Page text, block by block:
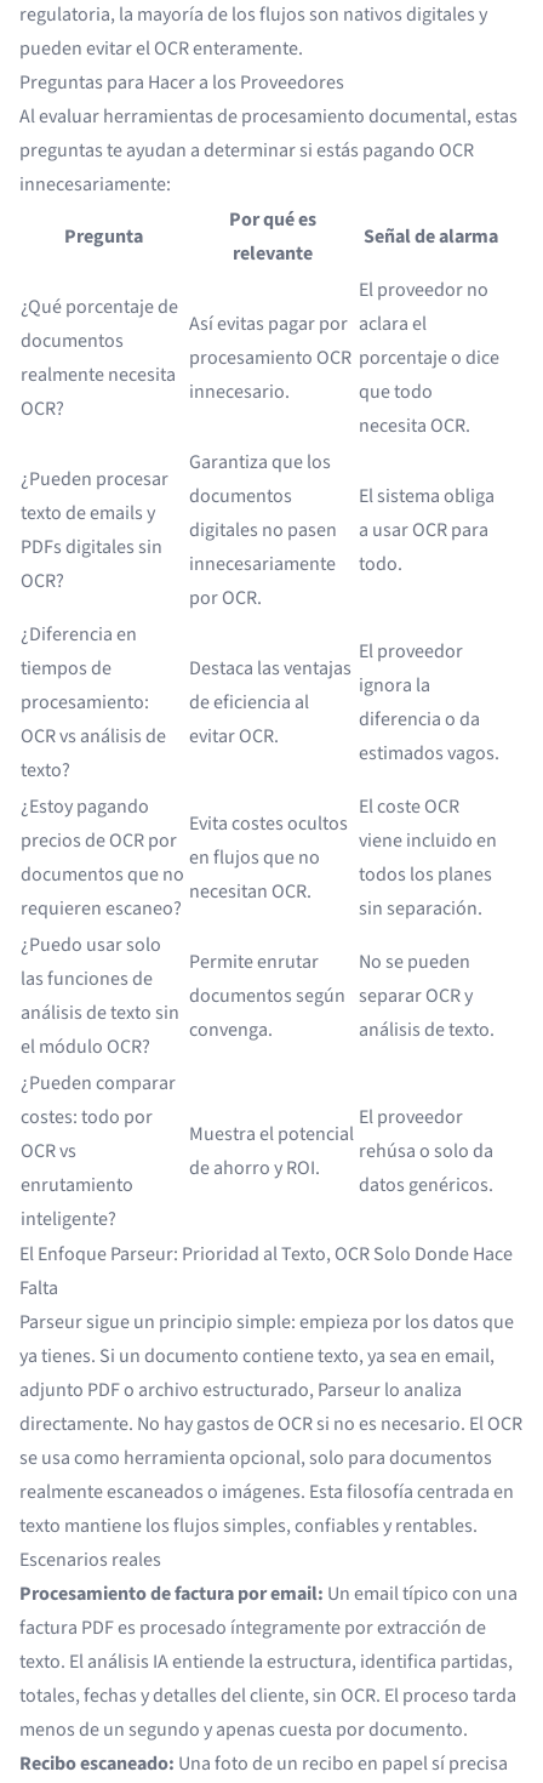
regulatoria, la mayoría de los flujos son nativos digitales y
pueden evitar el OCR enteramente.
Preguntas para Hacer a los Proveedores
Al evaluar herramientas de procesamiento documental, estas
preguntas te ayudan a determinar si estás pagando OCR
innecesariamente:
Pregunta
Por qué es
relevante
Señal de alarma
¿Qué porcentaje de
documentos
realmente necesita
OCR?
Así evitas pagar por
procesamiento OCR
innecesario.
El proveedor no
aclara el
porcentaje o dice
que todo
necesita OCR.
¿Pueden procesar
texto de emails y
PDFs digitales sin
OCR?
Garantiza que los
documentos
digitales no pasen
innecesariamente
por OCR.
El sistema obliga
a usar OCR para
todo.
¿Diferencia en
tiempos de
procesamiento:
OCR vs análisis de
texto?
Destaca las ventajas
de eficiencia al
evitar OCR.
El proveedor
ignora la
diferencia o da
estimados vagos.
¿Estoy pagando
precios de OCR por
documentos que no
requieren escaneo?
Evita costes ocultos
en flujos que no
necesitan OCR.
El coste OCR
viene incluido en
todos los planes
sin separación.
¿Puedo usar solo
las funciones de
análisis de texto sin
el módulo OCR?
Permite enrutar
documentos según
convenga.
No se pueden
separar OCR y
análisis de texto.
¿Pueden comparar
costes: todo por
OCR vs
enrutamiento
inteligente?
Muestra el potencial
de ahorro y ROI.
El proveedor
rehúsa o solo da
datos genéricos.
El Enfoque Parseur: Prioridad al Texto, OCR Solo Donde Hace
Falta
Parseursigue un principio simple: empieza por los datos que
ya tienes. Si un documento contiene texto, ya sea en email,
adjunto PDF o archivo estructurado, Parseur lo analiza
directamente. No hay gastos de OCR si no es necesario. El OCR
se usa como herramienta opcional, solo para documentos
realmente escaneados o imágenes. Esta filosofía centrada en
texto mantiene los flujos simples, confiables y rentables.
Escenarios reales
Procesamiento de factura por email: Un email típico con una
factura PDF es procesado íntegramente por extracción de
texto. El análisis IAentiende la estructura, identifica partidas,
totales, fechas y detalles del cliente, sin OCR. El proceso tarda
menos de un segundo y apenas cuesta por documento.
Recibo escaneado: Una foto de un recibo en papel sí precisa